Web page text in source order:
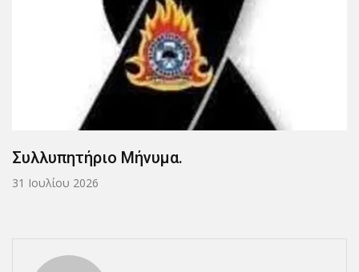
Συλλυπητήριο Μήνυμα.
31 Ιουλίου 2026